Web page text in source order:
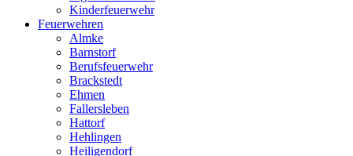
Kinderfeuerwehr
Feuerwehren
Almke
Barnstorf
Berufsfeuerwehr
Brackstedt
Ehmen
Fallersleben
Hattorf
Hehlingen
Heiligendorf